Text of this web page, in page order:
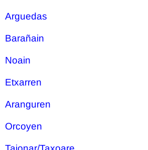
Arguedas
Barañain
Noain
Etxarren
Aranguren
Orcoyen